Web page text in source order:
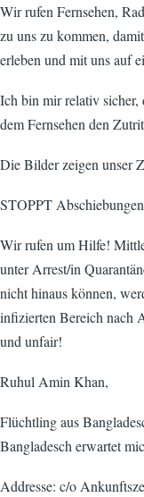
Wir rufen Fernsehen,
zu uns zu kommen,
erleben und mit uns auf
Ich bin mir relativ sicher,
dem Fernsehen den
Die Bilder zeigen unser
STOPPT
Wir rufen um Hilfe!
unter Arrest/in
nicht hinaus können,
infizierten Bereich nach
und unfair!
Ruhul Amin Khan,
Flüchtling aus
Bangladesch erwartet
Addresse: c/o